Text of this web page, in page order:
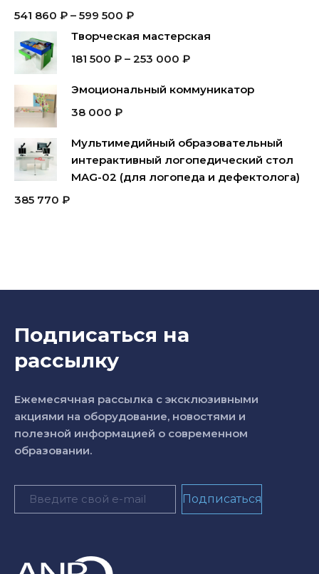
541 860 ₽ – 599 500 ₽
Творческая мастерская
181 500 ₽ – 253 000 ₽
Эмоциональный коммуникатор
38 000 ₽
Мультимедийный образовательный
интерактивный логопедический стол
MAG-02 (для логопеда и дефектолога)
385 770 ₽
Подписаться на
рассылку
Ежемесячная рассылка с эксклюзивными
акциями на оборудование, новостями и
полезной информацией о современном
образовании.